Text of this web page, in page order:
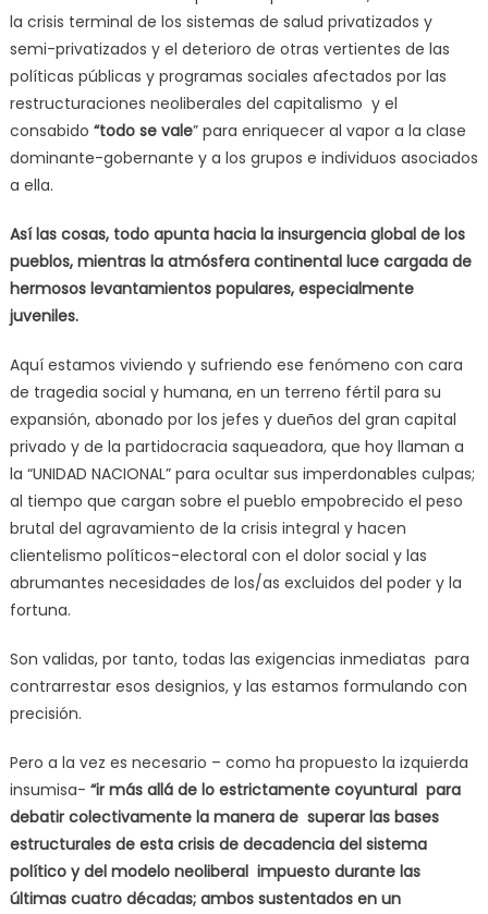
la crisis terminal de los sistemas de salud privatizados y
semi-privatizados y el deterioro de otras vertientes de las
políticas públicas y programas sociales afectados por las
restructuraciones neoliberales del capitalismo y el
consabido “todo se vale” para enriquecer al vapor a la clase
dominante-gobernante y a los grupos e individuos asociados
a ella.
Así las cosas, todo apunta hacia la insurgencia global de los
pueblos, mientras la atmósfera continental luce cargada de
hermosos levantamientos populares, especialmente
juveniles.
Aquí estamos viviendo y sufriendo ese fenómeno con cara
de tragedia social y humana, en un terreno fértil para su
expansión, abonado por los jefes y dueños del gran capital
privado y de la partidocracia saqueadora, que hoy llaman a
la “UNIDAD NACIONAL” para ocultar sus imperdonables culpas;
al tiempo que cargan sobre el pueblo empobrecido el peso
brutal del agravamiento de la crisis integral y hacen
clientelismo políticos-electoral con el dolor social y las
abrumantes necesidades de los/as excluidos del poder y la
fortuna.
Son validas, por tanto, todas las exigencias inmediatas para
contrarrestar esos designios, y las estamos formulando con
precisión.
Pero a la vez es necesario – como ha propuesto la izquierda
insumisa- “ir más allá de lo estrictamente coyuntural para
debatir colectivamente la manera de superar las bases
estructurales de esta crisis de decadencia del sistema
político y del modelo neoliberal impuesto durante las
últimas cuatro décadas; ambos sustentados en un